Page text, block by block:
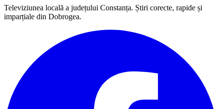
Televiziunea locală a județului Constanța. Știri corecte, rapide și
imparțiale din Dobrogea.